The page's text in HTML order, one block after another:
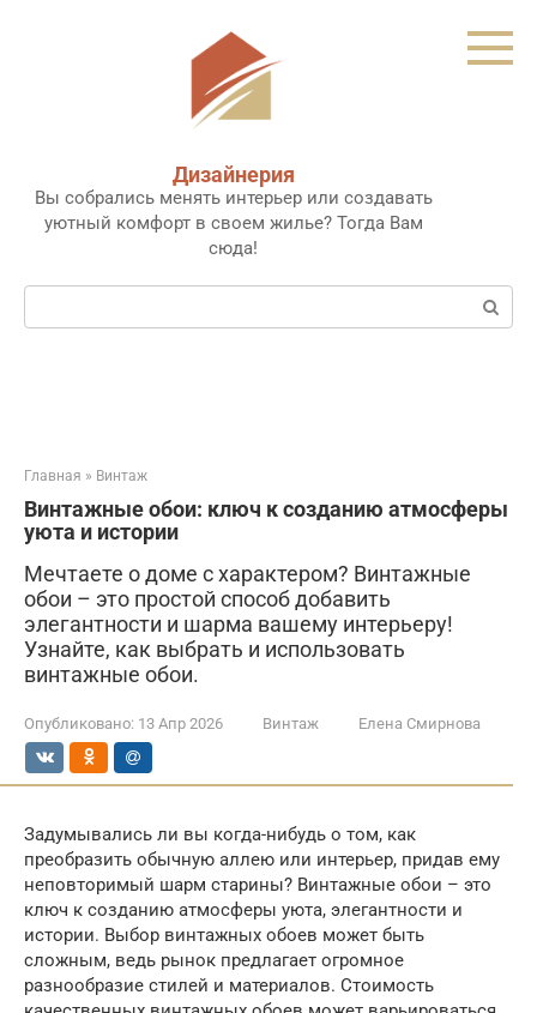
Дизайнерия
Вы собрались менять интерьер или создавать
уютный комфорт в своем жилье? Тогда Вам
сюда!
Поиск:
Главная » Винтаж
Винтажные обои: ключ к созданию атмосферы
уюта и истории
Мечтаете о доме с характером? Винтажные
обои – это простой способ добавить
элегантности и шарма вашему интерьеру!
Узнайте, как выбрать и использовать
винтажные обои.
Опубликовано: 13 Апр 2026 Винтаж Елена Смирнова
Задумывались ли вы когда-нибудь о том, как
преобразить обычную аллею или интерьер, придав ему
неповторимый шарм старины? Винтажные обои – это
ключ к созданию атмосферы уюта, элегантности и
истории. Выбор винтажных обоев может быть
сложным, ведь рынок предлагает огромное
разнообразие стилей и материалов. Стоимость